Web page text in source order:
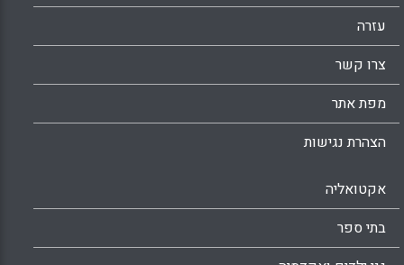
עזרה
צרו קשר
מפת אתר
הצהרת נגישות
אקטואליה
בתי ספר